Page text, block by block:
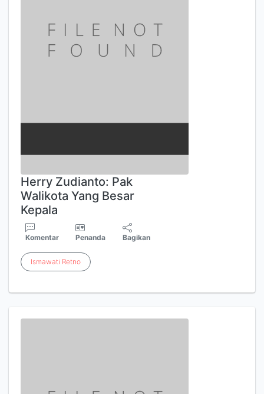
Herry Zudianto: Pak
Walikota Yang Besar
Kepala
Komentar Penanda Bagikan
Ismawati Retno